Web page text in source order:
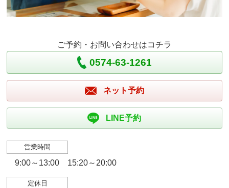
ご予約・お問い合わせはコチラ
0574-63-1261
ネット予約
LINE予約
営業時間
9:00～13:00 15:20～20:00
定休日